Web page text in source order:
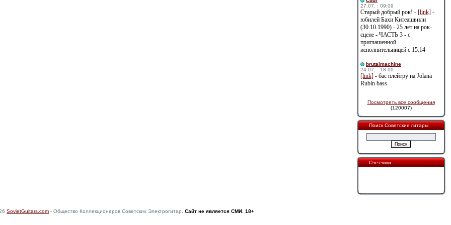
27.07. : 09:09
Старый добрый рок! - [link] -
юбилей Бахи Китеашвили
(30.10.1990) - 25 лет на рок-
сцене - ЧАСТЬ 3 - с
приглашенной
исполнительницей с 15:14
brutalmachine
24.07. : 18:00
[link] - бас плейтру на Jolana
Rubin bass
Посмотреть все сообщения
(120007)
Поиск Советские гитары
Счетчики
SovietGuitars.com - Общество Коллекционеров Советских Электрогитар. Сайт не является СМИ. 18+